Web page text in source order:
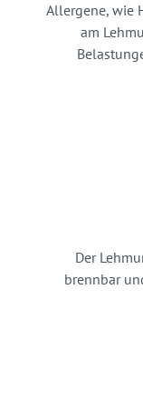
Allergene, wie
am
Der
brennbar